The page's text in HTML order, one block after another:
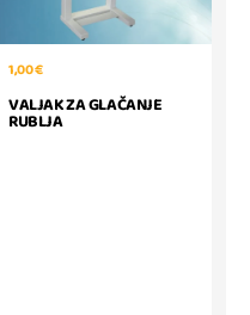
1,00 €
VALJAK ZA GLAČANJE
RUBLJA